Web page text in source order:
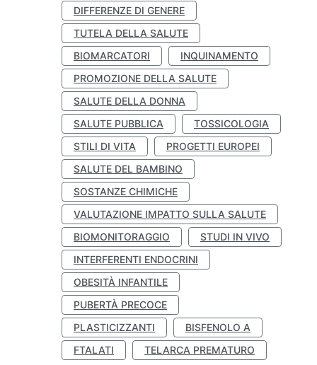
DIFFERENZE DI GENERE
TUTELA DELLA SALUTE
BIOMARCATORI
INQUINAMENTO
PROMOZIONE DELLA SALUTE
SALUTE DELLA DONNA
SALUTE PUBBLICA
TOSSICOLOGIA
STILI DI VITA
PROGETTI EUROPEI
SALUTE DEL BAMBINO
SOSTANZE CHIMICHE
VALUTAZIONE IMPATTO SULLA SALUTE
BIOMONITORAGGIO
STUDI IN VIVO
INTERFERENTI ENDOCRINI
OBESITÀ INFANTILE
PUBERTÀ PRECOCE
PLASTICIZZANTI
BISFENOLO A
FTALATI
TELARCA PREMATURO